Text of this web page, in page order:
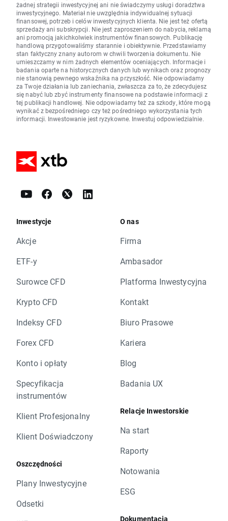
żadnej strategii inwestycyjnej ani nie świadczymy usługi doradztwa
inwestycyjnego. Materiał nie uwzględnia indywidualnej sytuacji
finansowej, potrzeb i celów inwestycyjnych klienta. Nie jest też ofertą
sprzedaży ani subskrypcji. Nie jest zaproszeniem do nabycia, reklamą
ani promocją jakichkolwiek instrumentów finansowych. Publikację
handlową przygotowaliśmy starannie i obiektywnie. Przedstawiamy
stan faktyczny znany autorom w chwili tworzenia dokumentu. Nie
umieszczamy w nim żadnych elementów oceniających. Informacje i
badania oparte na historycznych danych lub wynikach oraz prognozy
nie stanowią pewnego wskaźnika na przyszłość. Nie odpowiadamy
za Twoje działania lub zaniechania, zwłaszcza za to, że zdecydujesz
się nabyć lub zbyć instrumenty finansowe na podstawie informacji z
tej publikacji handlowej. Nie odpowiadamy też za szkody, które mogą
wynikać z bezpośredniego czy też pośredniego wykorzystania tych
informacji. Inwestowanie jest ryzykowne. Inwestuj odpowiedzialnie.
Inwestycje
Akcje
ETF-y
Surowce CFD
Krypto CFD
Indeksy CFD
Forex CFD
Konto i opłaty
Specyfikacja
instrumentów
Klient Profesjonalny
Klient Doświadczony
Oszczędności
Plany Inwestycyjne
Odsetki
O nas
Firma
Ambasador
Platforma Inwestycyjna
Kontakt
Biuro Prasowe
Kariera
Blog
Badania UX
Relacje Inwestorskie
Na start
Raporty
Notowania
ESG
Dokumentacja